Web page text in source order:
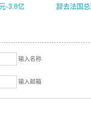
-3.8亿
辞去法国
输入名称
输入邮箱